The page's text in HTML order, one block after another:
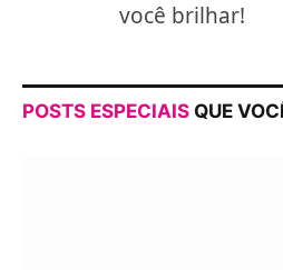
você brilhar!
POSTS ESPECIAIS QUE